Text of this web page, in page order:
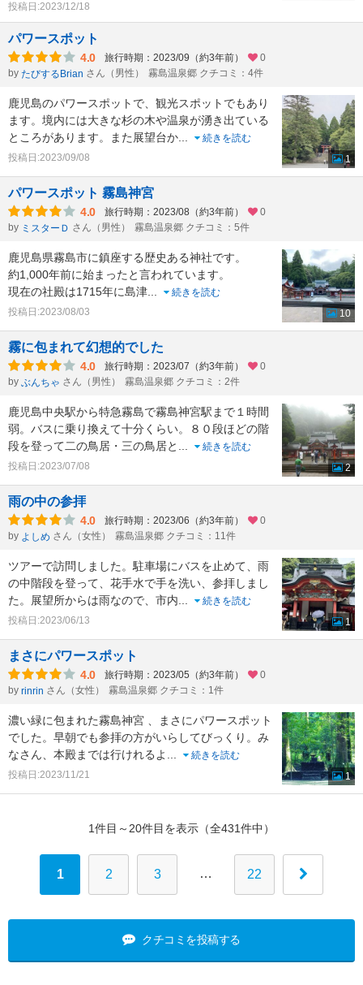
投稿日:2023/12/18
パワースポット
4.0 旅行時期：2023/09（約3年前）
0
by たびするBrian さん（男性） 霧島温泉郷 クチコミ：4件
鹿児島のパワースポットで、観光スポットでもあり
ます。境内には大きな杉の木や温泉が湧き出ている
ところがあります。また展望台か
続きを読む
投稿日:2023/09/08
1
パワースポット 霧島神宮
4.0 旅行時期：2023/08（約3年前）
0
by ミスターＤ さん（男性） 霧島温泉郷 クチコミ：5件
鹿児島県霧島市に鎮座する歴史ある神社です。
約1,000年前に始まったと言われています。
現在の社殿は1715年に島津
続きを読む
投稿日:2023/08/03
10
霧に包まれて幻想的でした
4.0 旅行時期：2023/07（約3年前）
0
by ぶんちゃ さん（男性） 霧島温泉郷 クチコミ：2件
鹿児島中央駅から特急霧島で霧島神宮駅まで１時間
弱。バスに乗り換えて十分くらい。８０段ほどの階
段を登って二の鳥居・三の鳥居と
続きを読む
投稿日:2023/07/08
2
雨の中の参拝
4.0 旅行時期：2023/06（約3年前）
0
by よしめ さん（女性） 霧島温泉郷 クチコミ：11件
ツアーで訪問しました。駐車場にバスを止めて、雨
の中階段を登って、花手水で手を洗い、参拝しまし
た。展望所からは雨なので、市内
続きを読む
投稿日:2023/06/13
1
まさにパワースポット
4.0 旅行時期：2023/05（約3年前）
0
by rinrin さん（女性） 霧島温泉郷 クチコミ：1件
濃い緑に包まれた霧島神宮 、まさにパワースポット
でした。早朝でも参拝の方がいらしてびっくり。み
なさん、本殿までは行けれるよ
続きを読む
投稿日:2023/11/21
1
1件目～20件目を表示（全431件中）
1 2 3 … 22
クチコミを投稿する